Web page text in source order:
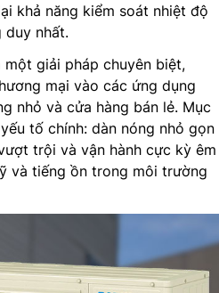
khả năng kiểm soát nhiệt độ
duy nhất.
giải pháp chuyên biệt,
mại vào các ứng dụng
nhỏ và cửa hàng bán lẻ. Mục
tố chính: dàn nóng nhỏ gọn
trội và vận hành cực kỳ êm
và tiếng ồn trong môi trường